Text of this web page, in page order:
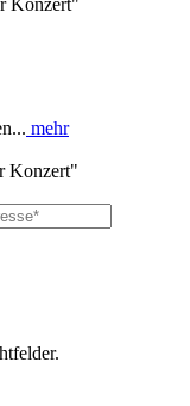
mehr
Konzert"